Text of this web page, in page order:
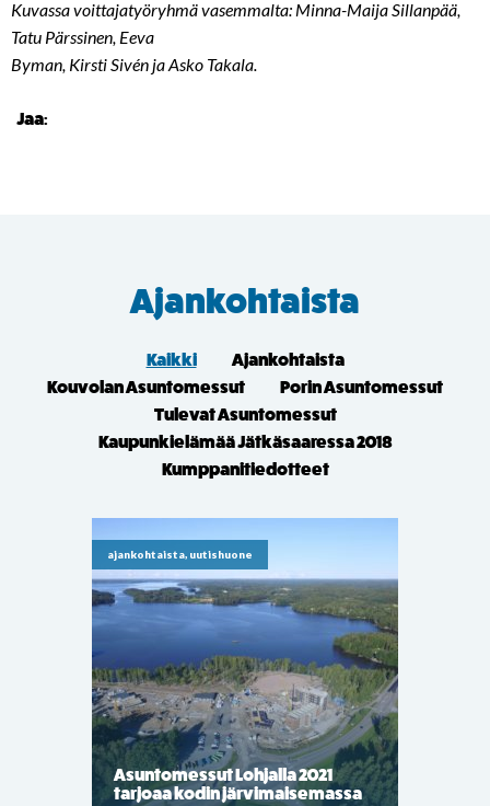
Kuvassa voittajatyöryhmä vasemmalta: Minna-Maija Sillanpää,
Tatu Pärssinen, Eeva
Byman, Kirsti Sivén ja Asko Takala.
Jaa:
Ajankohtaista
Kaikki
Ajankohtaista
Kouvolan Asuntomessut
Porin Asuntomessut
Tulevat Asuntomessut
Kaupunkielämää Jätkäsaaressa 2018
Kumppanitiedotteet
ajankohtaista, uutishuone
Asuntomessut Lohjalla 2021
tarjoaa kodin järvimaisemassa